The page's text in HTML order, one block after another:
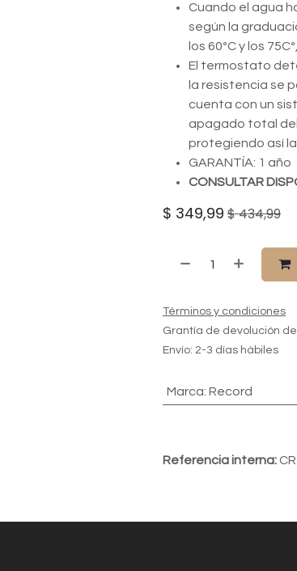
Cuando el agua
según la
los 60ºC y los
El termostato
la resistencia se
cuenta con un
apagado total
protegiendo así
GARANTÍA: 1 año
CONSULTAR
$ 349,99 $434,99
Términos y condiciones
Grantía de devolución
Envío: 2-3 días hábiles
Marca: Record
Referencia interna: